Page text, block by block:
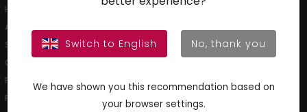
Hodnotenie obchodu
Affiliate Centrum
Slovník pojmov v kozmetike
Obchodné podmienky
Podmienky ochrany osobných údajov
Podmienky a postup pre vrátenie tovaru
Switch to English No, thank you
We have shown you this recommendation based on
your browser settings.